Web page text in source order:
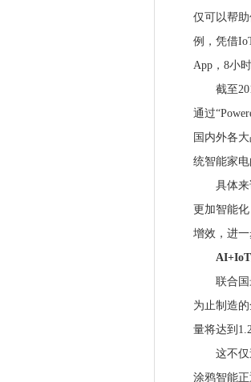
仅可以帮
例，凭借
App，8小
截至2018
通过
国内外各
统智能家电
具体来说
更加智能
增效，进
联合国最
为止制造
量将达到
这不仅造
涂鸦智能